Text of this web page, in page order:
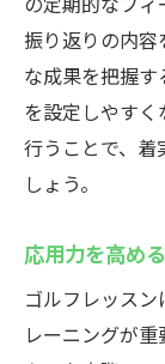
振り返りの内容
な成果を把握
を設定しやす
行うことで、
しょう。
応用力を高め
ゴルフレッス
レーニングが